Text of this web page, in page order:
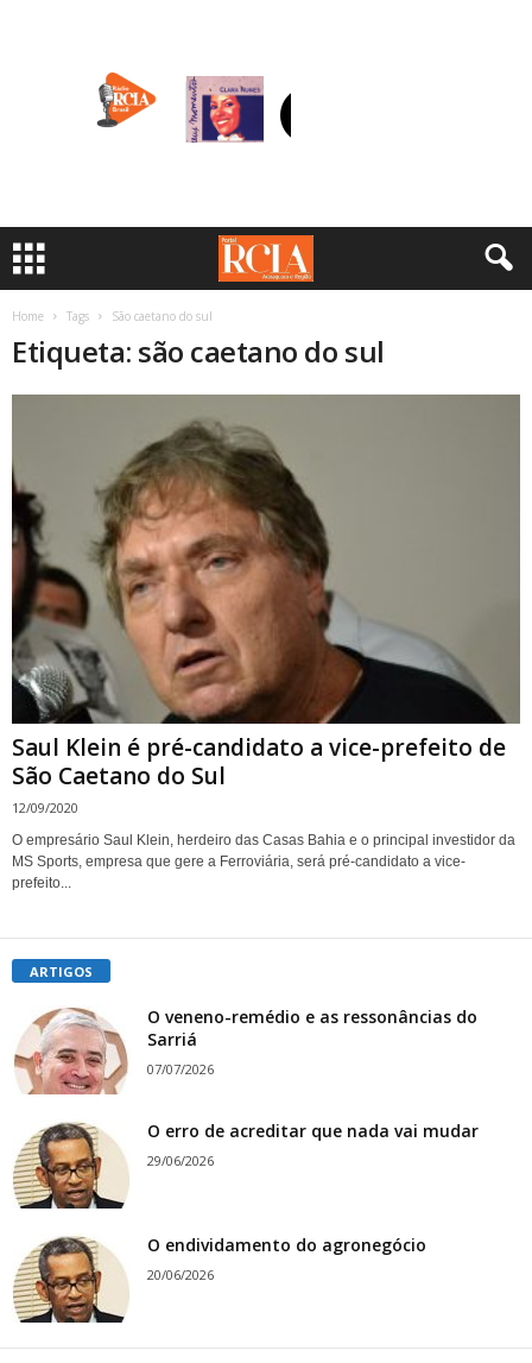
Home Tags São caetano do sul
Etiqueta: são caetano do sul
Saul Klein é pré-candidato a vice-prefeito de
São Caetano do Sul
12/09/2020
O empresário Saul Klein, herdeiro das Casas Bahia e o principal investidor da
MS Sports, empresa que gere a Ferroviária, será pré-candidato a vice-
prefeito...
ARTIGOS
O veneno-remédio e as ressonâncias do
Sarriá
07/07/2026
O erro de acreditar que nada vai mudar
29/06/2026
O endividamento do agronegócio
20/06/2026